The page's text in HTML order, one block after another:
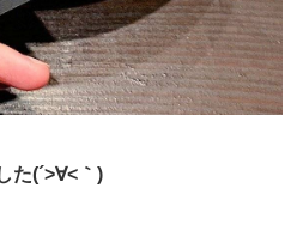
た(´>∀<｀)ゝ